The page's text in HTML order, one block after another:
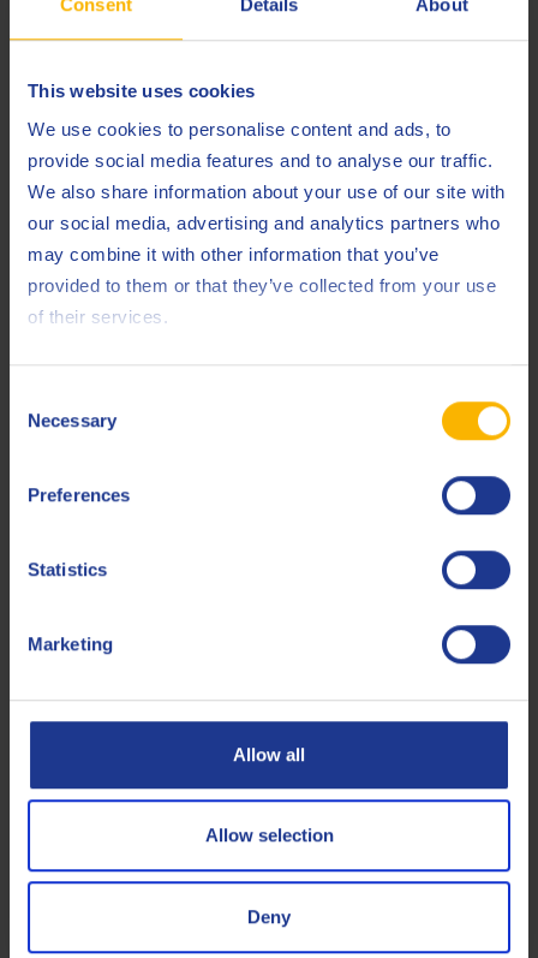
This website uses cookies
We use cookies to personalise content and ads, to
provide social media features and to analyse our traffic.
We also share information about your use of our site with
our social media, advertising and analytics partners who
may combine it with other information that you’ve
provided to them or that they’ve collected from your use
of their services.
Selection
Necessary
Preferences
Statistics
Marketing
Allow all
Allow selection
Deny
Eigenschaften
Benutzerfreundliche und verbesserte
Arbeitsbedingungen für den Bediener
Geruchlos
Hoher Flammpunkt
Verbesserte Emulsionsbildung
Sustainability info
Der Kohlenstoff-Fußabdruck (PCF) des Produkts Q8
Degreasing Fluid HFB von der Entstehung bis zur
Belgien) beträgt 1.27 kg CO
eq / kg. Bitte wenden
Auswirkungen dieses Produkts auf die Umwelt, den
Handabdruck, zu erfahren. Weitere Informationen
finden Siehier
Verwandte Produkte